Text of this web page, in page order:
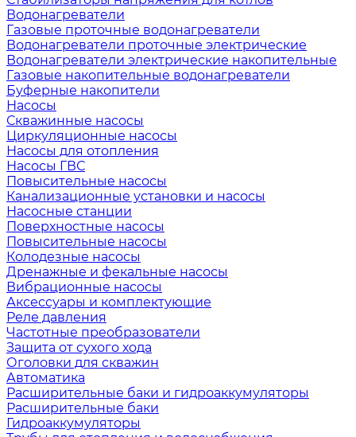
Водонагреватели
Газовые проточные водонагреватели
Водонагреватели проточные электрические
Водонагреватели электрические накопительные
Газовые накопительные водонагреватели
Буферные накопители
Насосы
Скважинные насосы
Циркуляционные насосы
Насосы для отопления
Насосы ГВС
Повысительные насосы
Канализационные установки и насосы
Насосные станции
Поверхностные насосы
Повысительные насосы
Колодезные насосы
Дренажные и фекальные насосы
Вибрационные насосы
Аксессуары и комплектующие
Реле давления
Частотные преобразователи
Защита от сухого хода
Оголовки для скважин
Автоматика
Расширительные баки и гидроаккумуляторы
Расширительные баки
Гидроаккумуляторы